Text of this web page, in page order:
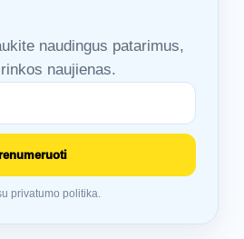
naudingus patarimus,
naujienas.
privatumo politika.